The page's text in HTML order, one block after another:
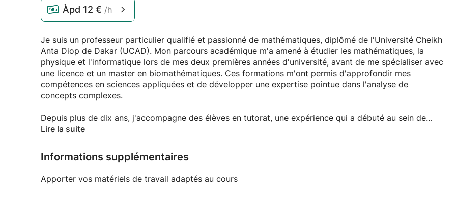
Àpd 12 € /h
Je suis un professeur particulier qualifié et passionné de mathématiques, diplômé de l'Université Cheikh
Anta Diop de Dakar (UCAD). Mon parcours académique m'a amené à étudier les mathématiques, la
physique et l'informatique lors de mes deux premières années d'université, avant de me spécialiser avec
une licence et un master en biomathématiques. Ces formations m'ont permis d'approfondir mes
compétences en sciences appliquées et de développer une expertise pointue dans l'analyse de
concepts complexes.
Depuis plus de dix ans, j'accompagne des élèves en tutorat, une expérience qui a débuté au sein de
mon cercle familial et qui s'est enrichie au fil du temps grâce à une formation pédagogique adaptée aux
toujours par un bilan approfondi des compétences de chaque élève afin d'identifier précisément leurs
points forts et leurs difficultés. Cette analyse me permet de concevoir un programme de remédiation
sur mesure, ciblant efficacement leurs besoins spécifiques.
Lire la suite
Informations supplémentaires
Apporter vos matériels de travail adaptés au cours